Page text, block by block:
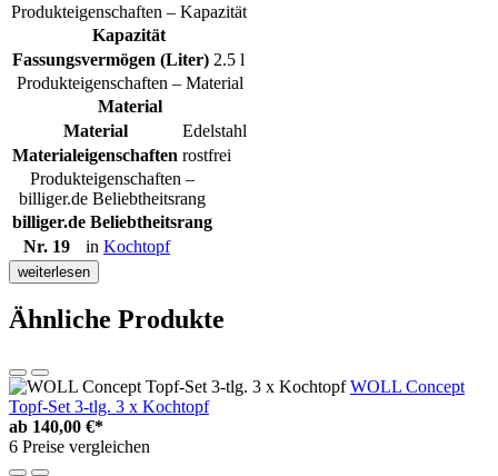
Produkteigenschaften – Kapazität
Kapazität
Fassungsvermögen (Liter) 2.5 l
Produkteigenschaften – Material
Material
Material
Edelstahl
Materialeigenschaften rostfrei
Produkteigenschaften –
billiger.de Beliebtheitsrang
billiger.de Beliebtheitsrang
Nr. 19
in Kochtopf
weiterlesen
Ähnliche Produkte
WOLL Concept
Topf-Set 3-tlg. 3 x Kochtopf
ab 140,00 €*
6 Preise vergleichen